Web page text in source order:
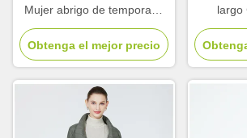
Mujer abrigo de temporada
baja Mujeres abrigo casual
sin capucha ODM
Obtenga el mejor precio
largo